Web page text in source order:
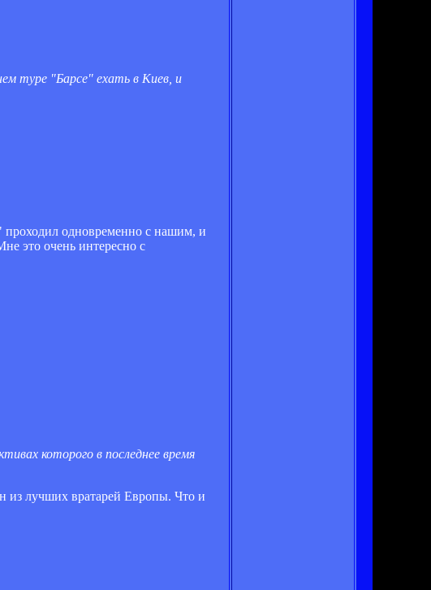
туре "Барсе" ехать в Киев, и
проходил одновременно с нашим, и
это очень интересно с
которого в последнее время
из лучших вратарей Европы. Что и